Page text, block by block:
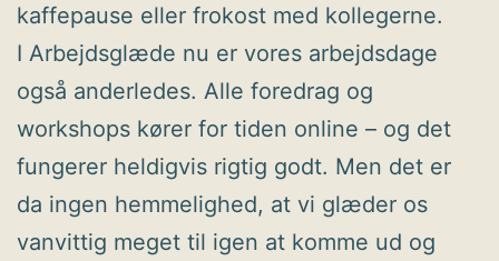
kaffepause eller frokost med kollegerne.
I Arbejdsglæde nu er vores arbejdsdage
også anderledes. Alle foredrag og
workshops kører for tiden online – og det
fungerer heldigvis rigtig godt. Men det er
da ingen hemmelighed, at vi glæder os
vanvittig meget til igen at komme ud og